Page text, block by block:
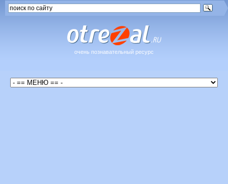
очень познавательный ресурс